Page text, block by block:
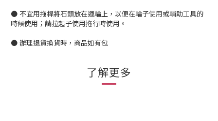
● 不宜用拖桿將石頭放在運輪上，以便在輪子使用或輔助工具的
時候使用；請拉起子使用拖行時使用。
● 辦理退貨換貨時，商品如有包
了解更多